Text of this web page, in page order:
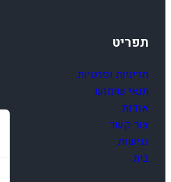
תפריט
מדיניות ופרטיות
תנאי שימוש
אודות
צור קשר
נגישות
בית